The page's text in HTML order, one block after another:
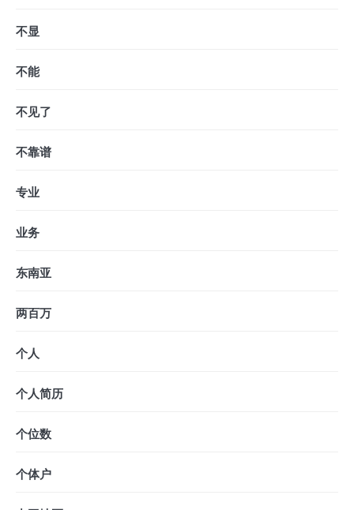
不显
不能
不见了
不靠谱
专业
业务
东南亚
两百万
个人
个人简历
个位数
个体户